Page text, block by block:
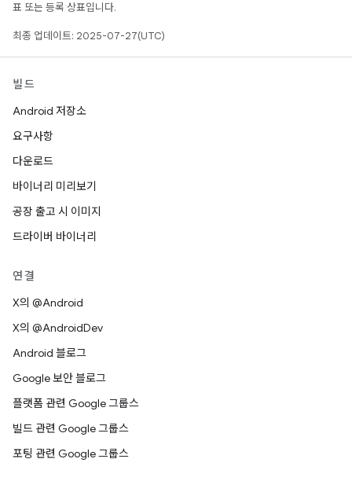
표 또는 등록 상표입니다.
최종 업데이트: 2025-07-27(UTC)
빌드
Android 저장소
요구사항
다운로드
바이너리 미리보기
공장 출고 시 이미지
드라이버 바이너리
연결
X의 @Android
X의 @AndroidDev
Android 블로그
Google 보안 블로그
플랫폼 관련 Google 그룹스
빌드 관련 Google 그룹스
포팅 관련 Google 그룹스